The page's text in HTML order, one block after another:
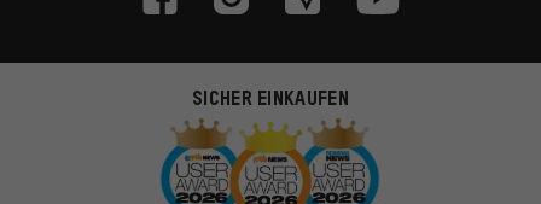
SICHER EINKAUFEN